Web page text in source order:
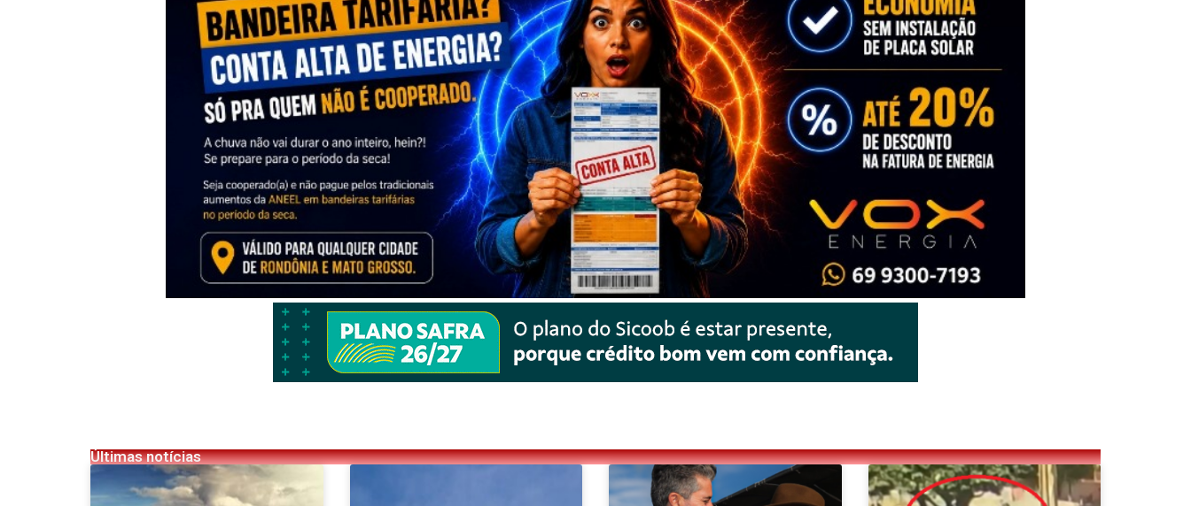
Últimas notícias